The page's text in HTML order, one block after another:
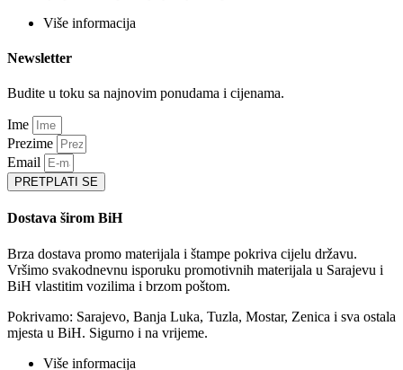
Više informacija
Newsletter
Budite u toku sa najnovim ponudama i cijenama.
Ime
Prezime
Email
PRETPLATI SE
Dostava širom BiH
Brza dostava promo materijala i štampe pokriva cijelu državu.
Vršimo svakodnevnu isporuku promotivnih materijala u Sarajevu i
BiH vlastitim vozilima i brzom poštom.
Pokrivamo: Sarajevo, Banja Luka, Tuzla, Mostar, Zenica i sva ostala
mjesta u BiH. Sigurno i na vrijeme.
Više informacija